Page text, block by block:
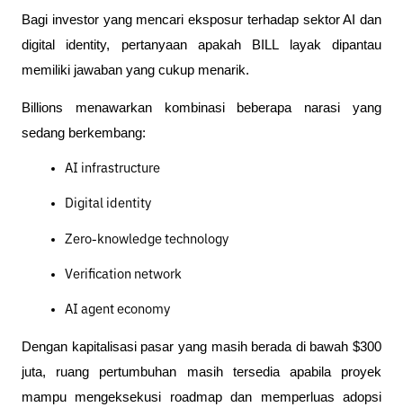
Bagi investor yang mencari eksposur terhadap sektor AI dan
digital identity, pertanyaan apakah BILL layak dipantau
memiliki jawaban yang cukup menarik.
Billions menawarkan kombinasi beberapa narasi yang
sedang berkembang:
AI infrastructure
Digital identity
Zero-knowledge technology
Verification network
AI agent economy
Dengan kapitalisasi pasar yang masih berada di bawah $300
juta, ruang pertumbuhan masih tersedia apabila proyek
mampu mengeksekusi roadmap dan memperluas adopsi